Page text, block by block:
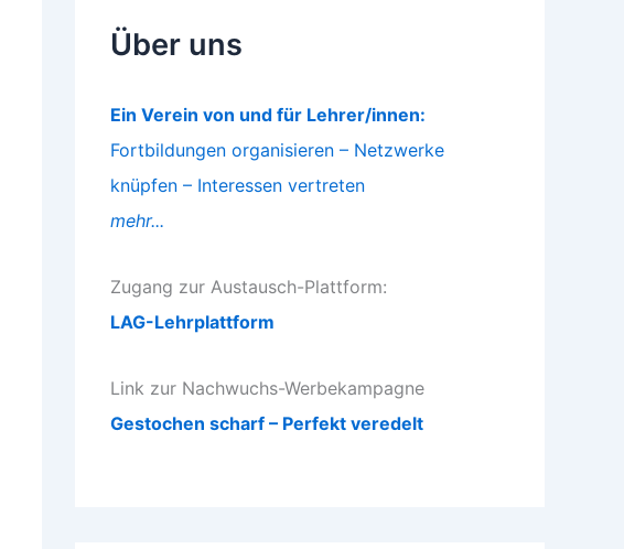
Über uns
Ein Verein von und für Lehrer/innen:
Fortbildungen organisieren – Netzwerke
knüpfen – Interessen vertreten
mehr...
Zugang zur Austausch-Plattform:
LAG-Lehrplattform
Link zur Nachwuchs-Werbekampagne
Gestochen scharf – Perfekt veredelt